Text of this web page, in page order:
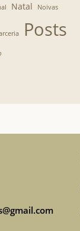
Natal Noivas
Posts